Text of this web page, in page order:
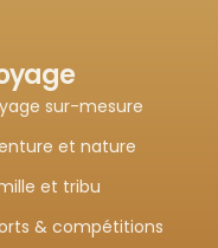
sur-mesure
et nature
et tribu
& compétitions